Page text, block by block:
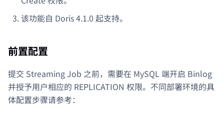
该功能自 Doris 4.1.0 起支持。
前置配置
提交 Streaming Job 之前，需要在 MySQL 端开启 Binlog
并授予用户相应的 REPLICATION 权限。不同部署环境的具
体配置步骤请参考：